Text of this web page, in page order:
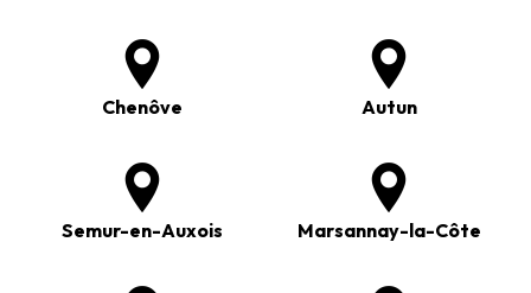
Chenôve Autun
Semur-en-Auxois Marsannay-la-Côte